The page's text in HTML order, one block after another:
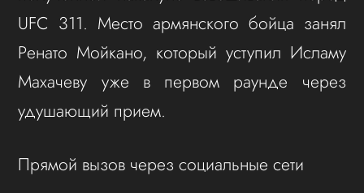
UFC 311. Место армянского бойца занял
Ренато Мойкано, который уступил Исламу
Махачеву уже в первом раунде через
удушающий прием.
Прямой вызов через социальные сети